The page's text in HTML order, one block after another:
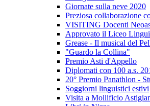
Giornate sulla neve 2020
Preziosa collaborazione
VISITING Docenti
Approvato il Liceo
Grease - Il musical del
"Guardo la Collina"
Premio Asti d'Appello
Diplomati con 100 a.s.
20° Premio Panathlon -
Soggiorni linguistici estivi
Visita a Mollificio